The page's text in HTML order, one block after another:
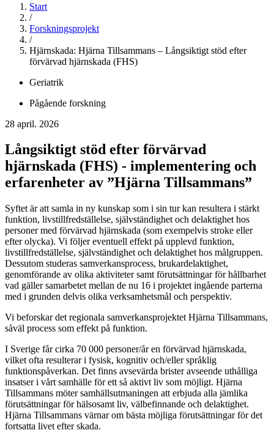
Start
/
Forskningsprojekt
/
Hjärnskada: Hjärna Tillsammans – Långsiktigt stöd efter
förvärvad hjärnskada (FHS)
Geriatrik
Pågående forskning
28 april. 2026
Långsiktigt stöd efter förvärvad
hjärnskada (FHS) - implementering och
erfarenheter av ”Hjärna Tillsammans”
Syftet är att samla in ny kunskap som i sin tur kan resultera i stärkt
funktion, livstillfredställelse, självständighet och delaktighet hos
personer med förvärvad hjärnskada (som exempelvis stroke eller
efter olycka). Vi följer eventuell effekt på upplevd funktion,
livstillfredställelse, självständighet och delaktighet hos målgruppen.
Dessutom studeras samverkansprocess, brukardelaktighet,
genomförande av olika aktiviteter samt förutsättningar för hållbarhet
vad gäller samarbetet mellan de nu 16 i projektet ingående parterna
med i grunden delvis olika verksamhetsmål och perspektiv.
Vi beforskar det regionala samverkansprojektet Hjärna Tillsammans,
såväl process som effekt på funktion.
I Sverige får cirka 70 000 personer/år en förvärvad hjärnskada,
vilket ofta resulterar i fysisk, kognitiv och/eller språklig
funktionspåverkan. Det finns avsevärda brister avseende uthålliga
insatser i vårt samhälle för ett så aktivt liv som möjligt. Hjärna
Tillsammans möter samhällsutmaningen att erbjuda alla jämlika
förutsättningar för hälsosamt liv, välbefinnande och delaktighet.
Hjärna Tillsammans värnar om bästa möjliga förutsättningar för det
fortsatta livet efter skada.